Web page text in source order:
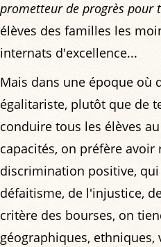
prometteur de progrès pour
élèves des familles les
internats d'excellence...
Mais dans une époque où
égalitariste, plutôt que de
conduire tous les élèves
capacités, on préfère avoir
discrimination positive,
défaitisme, de l'injustice,
critère des bourses, on
géographiques,